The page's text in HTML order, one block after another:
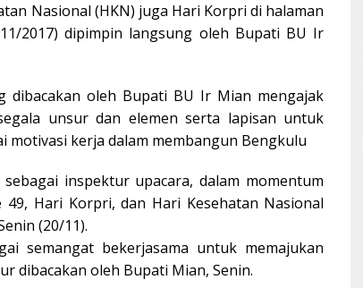
Nasional (HKN) juga Hari Korpri di halaman
2017) dipimpin langsung oleh Bupati BU Ir
dibacakan oleh Bupati BU Ir Mian mengajak
unsur dan elemen serta lapisan untuk
kerja dalam membangun Bengkulu
inspektur upacara, dalam momentum
Hari Korpri, dan Hari Kesehatan Nasional
(20/11).
semangat bekerjasama untuk memajukan
dibacakan oleh Bupati Mian, Senin.